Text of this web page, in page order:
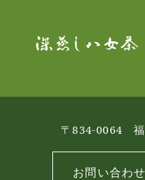
〒834-0064 福
お問い合わ